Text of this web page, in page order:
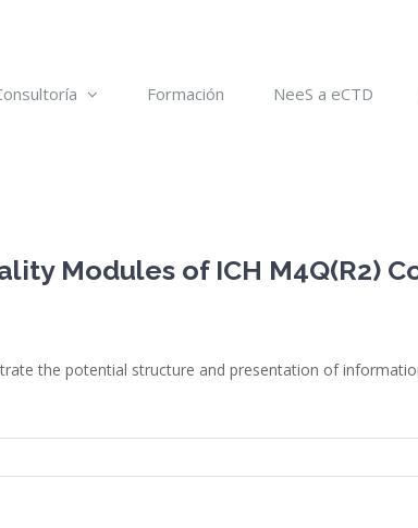
Formación NeeS a eCTD
Modules of ICH M4Q(R2)
the potential structure and presentation of